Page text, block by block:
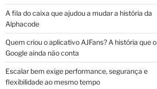
A fila do caixa que ajudou a mudar a história da
Alphacode
Quem criou o aplicativo AJFans? A história que o
Google ainda não conta
Escalar bem exige performance, segurança e
flexibilidade ao mesmo tempo